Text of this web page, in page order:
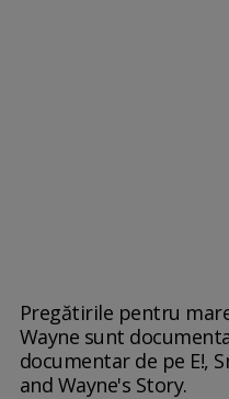
Pregătirile pentru
Wayne sunt
documentar de pe E!,
and Wayne's Story.